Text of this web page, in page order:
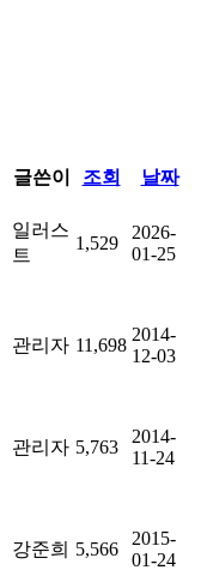
글쓴이 조회 날짜
일러스
트
1,529
2026-
01-25
관리자 11,698
2014-
12-03
관리자 5,763
2014-
11-24
강준희 5,566
2015-
01-24